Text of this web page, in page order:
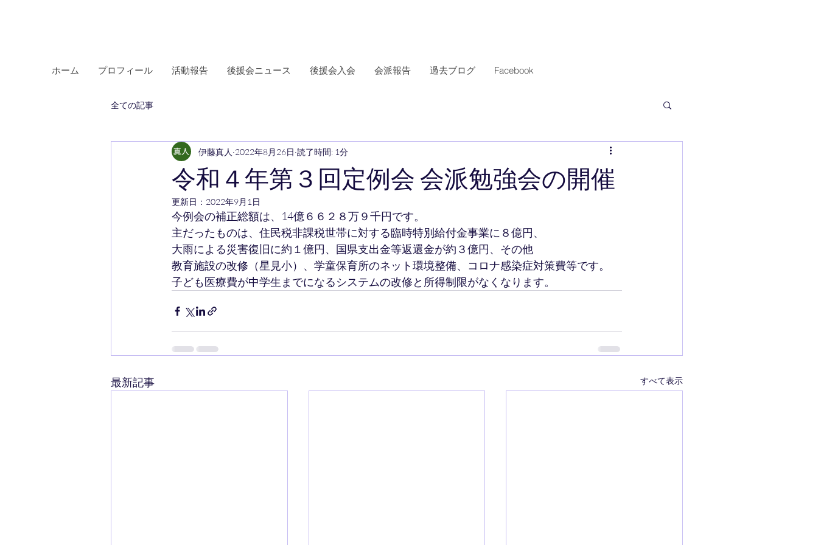
ホーム プロフィール 活動報告 後援会ニュース 後援会入会 会派報告 過去ブログ Facebook
全ての記事
令和４年第３回定例会 会派勉強会の開催
伊藤真人 2022年8月26日 読了時間: 1分
更新日： 2022年9月1日
今例会の補正総額は、14億６６２８万９千円です。
主だったものは、住民税非課税世帯に対する臨時特別給付金事業に８億円、
大雨による災害復旧に約１億円、国県支出金等返還金が約３億円、その他
教育施設の改修（星見小）、学童保育所のネット環境整備、コロナ感染症対策費等です。
子ども医療費が中学生までになるシステムの改修と所得制限がなくなります。
最新記事 すべて表示